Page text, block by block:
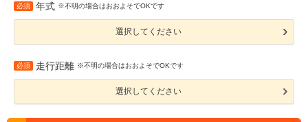
必須 年式 ※不明の場合はおおよそでOKです
選択してください
必須 走行距離 ※不明の場合はおおよそでOKです
選択してください